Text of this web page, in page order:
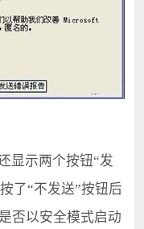
示两个按钮“发
了“不发送”按钮后
否以安全模式启动